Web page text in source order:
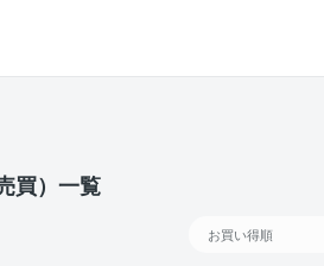
買）一覧